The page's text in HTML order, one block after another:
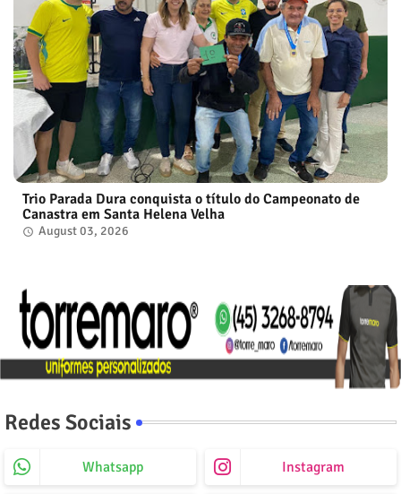
Trio Parada Dura conquista o título do Campeonato de
Canastra em Santa Helena Velha
August 03, 2026
Redes Sociais
Whatsapp Instagram